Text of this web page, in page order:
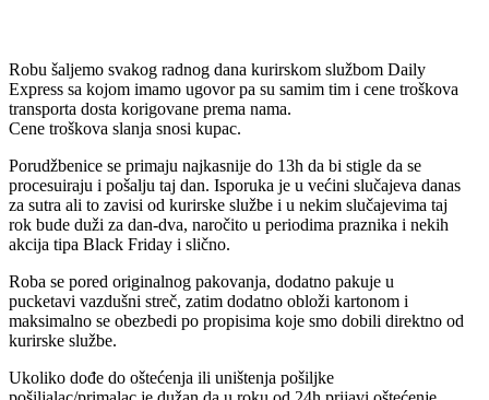
Robu šaljemo svakog radnog dana kurirskom službom Daily
Express sa kojom imamo ugovor pa su samim tim i cene troškova
transporta dosta korigovane prema nama.
Cene troškova slanja snosi kupac.
Porudžbenice se primaju najkasnije do 13h da bi stigle da se
procesuiraju i pošalju taj dan. Isporuka je u većini slučajeva danas
za sutra ali to zavisi od kurirske službe i u nekim slučajevima taj
rok bude duži za dan-dva, naročito u periodima praznika i nekih
akcija tipa Black Friday i slično.
Roba se pored originalnog pakovanja, dodatno pakuje u
pucketavi vazdušni streč, zatim dodatno obloži kartonom i
maksimalno se obezbedi po propisima koje smo dobili direktno od
kurirske službe.
Ukoliko dođe do oštećenja ili uništenja pošiljke